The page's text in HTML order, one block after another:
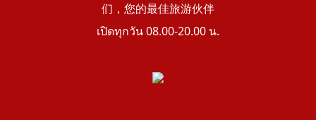
们，您的最佳旅游伙伴
เปิดทุกวัน 08.00-20.00 น.